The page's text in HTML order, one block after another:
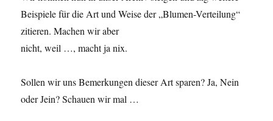
Beispiele für die Art und Weise der „Blumen-Verteilung“
zitieren. Machen wir aber
nicht, weil …, macht ja nix.
Sollen wir uns Bemerkungen dieser Art sparen? Ja, Nein
oder Jein? Schauen wir mal …